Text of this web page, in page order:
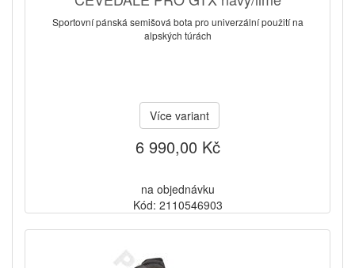
Sportovní pánská semišová bota pro univerzální použití na
alpských túrách
Více variant
6 990,00 Kč
na objednávku
Kód: 2110546903